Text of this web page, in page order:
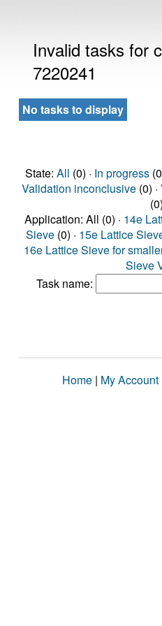
Invalid tasks for
7220241
No tasks to display
State: All (0) · In progress
Validation inconclusive(0) ·
(0)
Application: All (0) · 14e
Sieve (0) · 15e Lattice
16e Lattice Sieve for
Sieve
Task name:
Home | My Account